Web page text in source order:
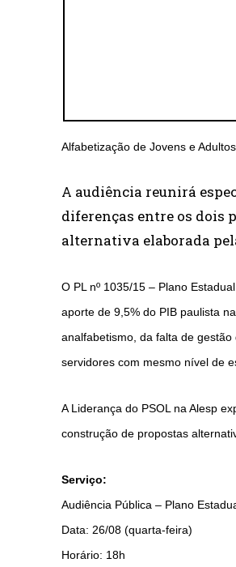
Alfabetização de Jovens e
A audiência reunirá
diferenças entre os dois
alternativa elaborada
O PL nº 1035/15 – Plano
aporte de 9,5% do PIB paulista
analfabetismo, da falta de
servidores com mesmo nível de
A Liderança do PSOL na Alesp
construção de propostas
Serviço:
Audiência Pública – Plano
Data: 26/08 (quarta-feira)
Horário: 18h